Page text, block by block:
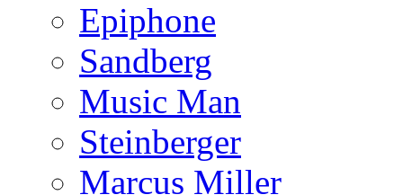
Epiphone
Sandberg
Music Man
Steinberger
Marcus Miller